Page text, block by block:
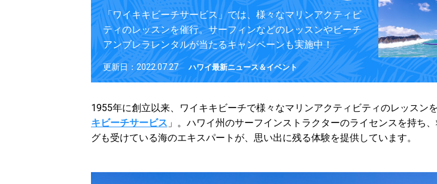
「ワイキキビーチサービス」では、様々なマリンアクティビ
ティのレッスンを催行。サーフィンなどのレッスンやビーチ
アンブレラレンタルが当たるキャンペーンも実施中！
更新日：2022.07.27 ハワイ最新ニュース＆イベント
1955年に創立以来、ワイキキビーチで様々なマリンアクティビティのレッスン
キビーチサービス 」。ハワイ州のサーフインストラクターのライセンスを持ち
グも受けている海のエキスパートが、思い出に残る体験を提供しています。